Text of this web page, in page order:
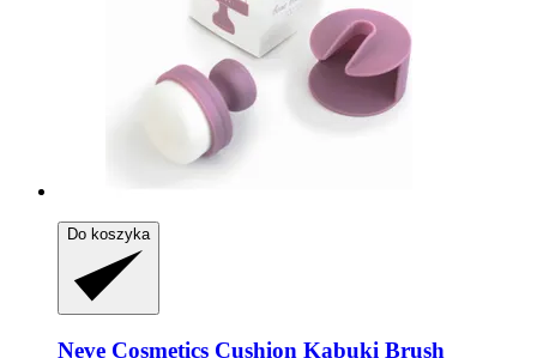
Do koszyka
Neve Cosmetics Cushion Kabuki Brush